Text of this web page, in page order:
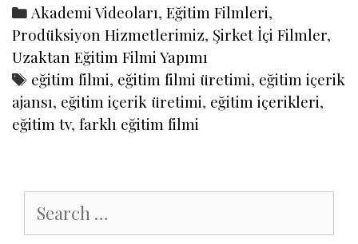
ve
Categories
Akademi Videoları,Eğitim Filmleri,
Prodüksiyon Hizmetlerimiz, Şirket İçi Filmler,
Uzaktan Eğitim Filmi Yapımı
Tags
eğitim filmi, eğitim filmi üretimi, eğitim içerik
ajansı, eğitim içerik üretimi, eğitim içerikleri,
eğitim tv, farklı eğitim filmi
for: